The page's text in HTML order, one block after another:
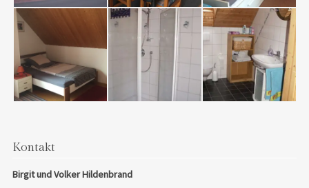
Kontakt
Birgit und Volker Hildenbrand